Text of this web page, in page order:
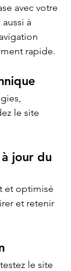
avec votre
à
rapide.
le site
jour du
et optimisé
et retenir
le site